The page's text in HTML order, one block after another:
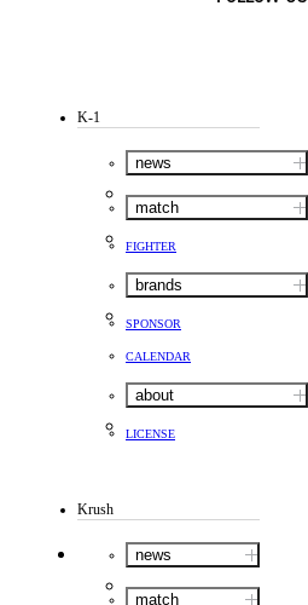
K-1
news
match
FIGHTER
brands
SPONSOR
CALENDAR
about
LICENSE
Krush
news
match